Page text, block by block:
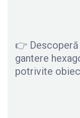
👉
gantere
potrivite